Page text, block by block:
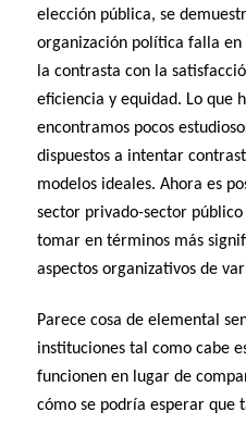
elección pública, se
organización política falla en
la contrasta con la
eficiencia y equidad. Lo que
encontramos pocos
dispuestos a intentar
modelos ideales. Ahora es
sector privado-sector
tomar en términos más
aspectos organizativos de
Parece cosa de elemental
instituciones tal como cabe
funcionen en lugar de
cómo se podría esperar que